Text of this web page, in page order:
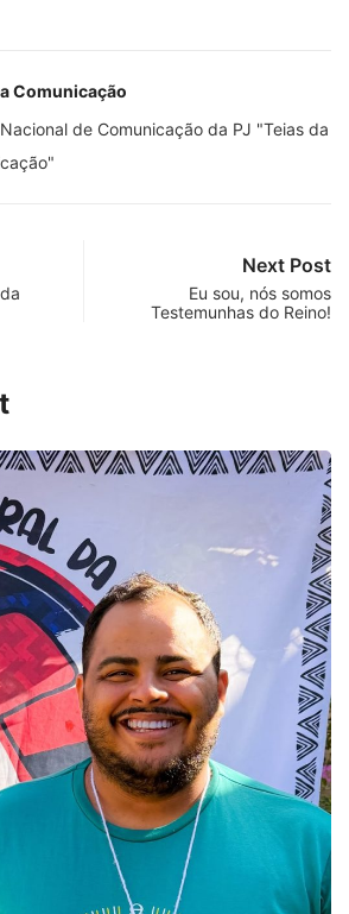
Comunicação
de Comunicação da PJ "Teias da
Next Post
Eu sou, nós somos
Testemunhas do Reino!